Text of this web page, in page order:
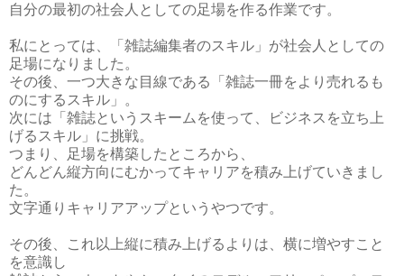
自分の最初の社会人としての足場を作る作業です。
私にとっては、「雑誌編集者のスキル」が社会人としての
足場になりました。
その後、一つ大きな目線である「雑誌一冊をより売れるも
のにするスキル」。
次には「雑誌というスキームを使って、ビジネスを立ち上
げるスキル」に挑戦。
つまり、足場を構築したところから、
どんどん縦方向にむかってキャリアを積み上げていきまし
た。
文字通りキャリアアップというやつです。
その後、これ以上縦に積み上げるよりは、横に増やすこと
を意識し